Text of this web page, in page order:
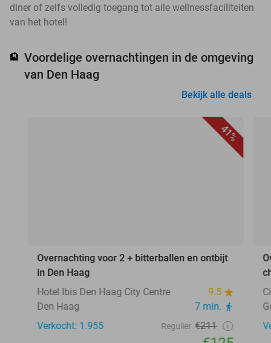
diner of zelfs volledig toegang tot alle wellnessfaciliteiten
van het hotel!
🏨 Voordelige overnachtingen in de omgeving
van Den Haag
Bekijk alle deals
41%
Overnachting voor 2 + bitterballen en ontbijt
in Den Haag
Hotel Ibis Den Haag City Centre
9.5
Den Haag
7 min.
Verkocht: 1.955
Regulier €211